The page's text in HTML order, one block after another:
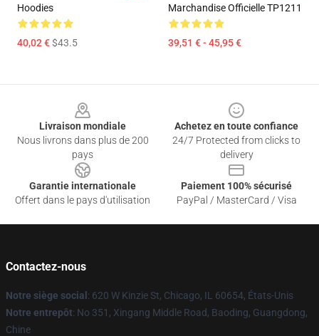
Hoodies
40,02 €$43.5
Marchandise Officielle TP1211
39,51 € - 45,95 €
Livraison mondiale
Nous livrons dans plus de 200
pays
Achetez en toute confiance
24/7 Protected from clicks to
delivery
Garantie internationale
Offert dans le pays d'utilisation
Paiement 100% sécurisé
PayPal / MasterCard / Visa
Contactez-nous
Notre siège social : 620 W Kinzie St, Chicago, IL 60654, États-Unis
Notre entrepôt: No 351, Xingang Middle Road, Baoding, Guangdong,
Chine